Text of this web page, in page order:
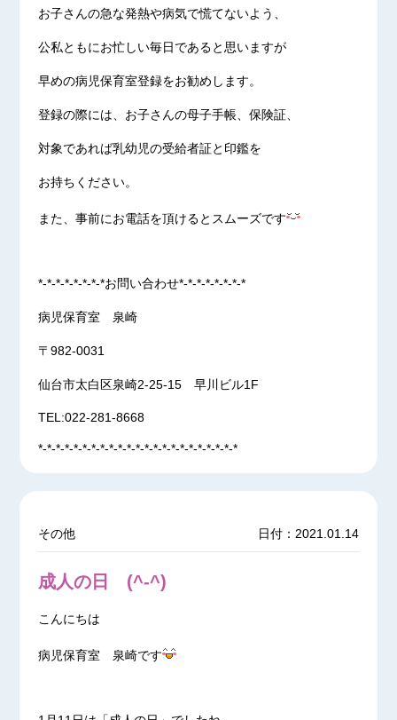
お子さんの急な発熱や病気で慌てないよう、
公私ともにお忙しい毎日であると思いますが
早めの病児保育室登録をお勧めします。
登録の際には、お子さんの母子手帳、保険証、
対象であれば乳幼児の受給者証と印鑑を
お持ちください。
また、事前にお電話を頂けるとスムーズです
*-*-*-*-*-*-*-*お問い合わせ*-*-*-*-*-*-*-*
病児保育室 泉崎
〒982-0031
仙台市太白区泉崎2-25-15 早川ビル1F
TEL:022-281-8668
*-*-*-*-*-*-*-*-*-*-*-*-*-*-*-*-*-*-*-*-*-*-*
その他 日付：2021.01.14
成人の日 (^-^)
こんにちは
病児保育室 泉崎です